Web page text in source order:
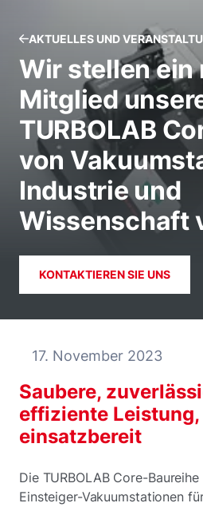
AKTUELLES UND
Wir stellen ein
Mitglied
TURBOLAB
von
Industrie und
Wissenschaft
KONTAKTIEREN SIE UNS
17. November 2023
Saubere,
effiziente
einsatzbereit
Die TURBOLAB Core-
Einsteiger-Vakuumstationen